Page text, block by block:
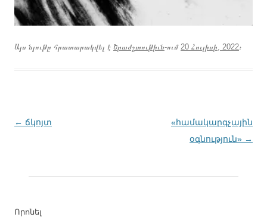
Այս նյութը հրատարակվել է Երաժշտութիւն-ում 20 Հուլիսի, 2022։
Գրառումների
← ճկոյտ
«համակարգչային
օգնություն» →
Որոնել